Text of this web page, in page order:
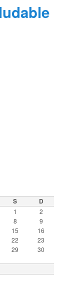
S D
1
2
8
9
15
16
22
23
29
30